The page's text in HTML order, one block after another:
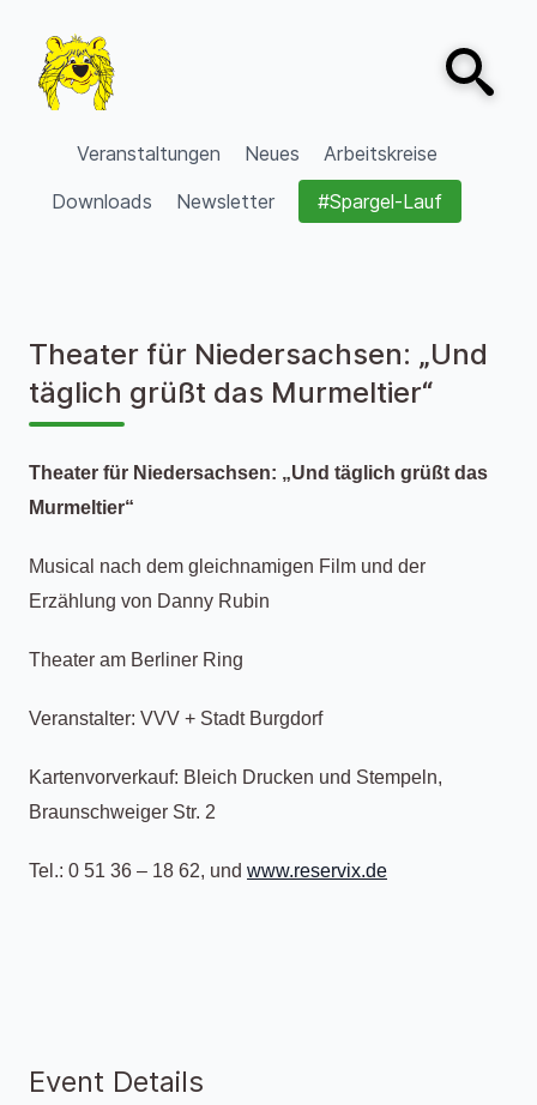
VVV Burgdorf
Veranstaltungen Neues
Arbeitskreise
Downloads
Newsletter #Spargel-Lauf
Open
Theater für Niedersachsen: „Und
täglich grüßt das Murmeltier“
Theater für Niedersachsen: „Und täglich grüßt das
Murmeltier“
Musical nach dem gleichnamigen Film und der
Erzählung von Danny Rubin
Theater am Berliner Ring
Veranstalter: VVV + Stadt Burgdorf
Kartenvorverkauf: Bleich Drucken und Stempeln,
Braunschweiger Str. 2
Tel.: 0 51 36 – 18 62, und www.reservix.de
Event Details